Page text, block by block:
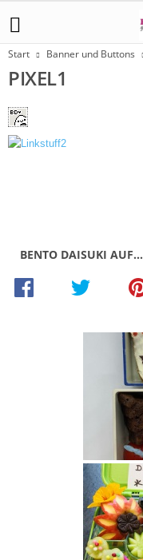
Start Banner und Buttons
PIXEL1
BENTO DAISUKI AUF…